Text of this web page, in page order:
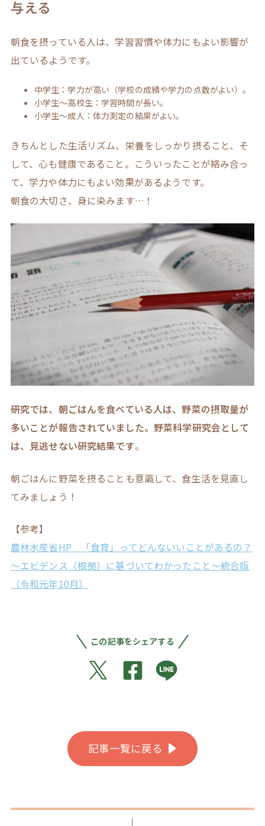
与える
朝食を摂っている人は、学習習慣や体力にもよい影響が
出ているようです。
中学生：学力が高い（学校の成績や学力の点数がよい）。
小学生～高校生：学習時間が長い。
小学生～成人：体力測定の結果がよい。
きちんとした生活リズム、栄養をしっかり摂ること、そ
して、心も健康であること。こういったことが絡み合っ
て、学力や体力にもよい効果があるようです。
朝食の大切さ、身に染みます…！
研究では、朝ごはんを食べている人は、野菜の摂取量が
多いことが報告されていました。野菜科学研究会として
は、見逃せない研究結果です。
朝ごはんに野菜を摂ることも意識して、食生活を見直し
てみましょう！
【参考】
農林水産省HP 「食育」ってどんないいことがあるの？
～エビデンス（根拠）に基づいてわかったこと～統合版
（令和元年10月）
この記事をシェアする
記事一覧に戻る